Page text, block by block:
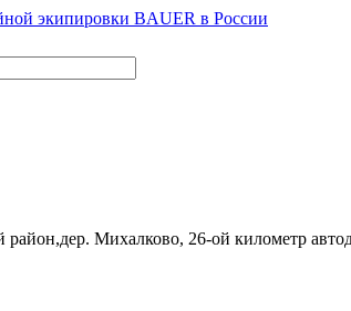
район,дер. Михалково, 26-ой километр